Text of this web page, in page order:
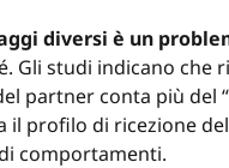
diversi è un
Gli studi indicano che
partner conta più del
il profilo di ricezione
comportamenti.